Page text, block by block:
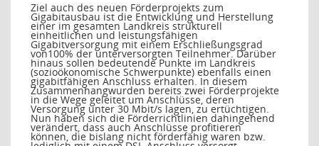
Ziel auch des neuen Förderprojekts zum
Gigabitausbau ist die Entwicklung und Herstellung
einer im gesamten Landkreis strukturell
einheitlichen und leistungsfähigen
Gigabitversorgung mit einem Erschließungsgrad
von100% der unterversorgten Teilnehmer. Darüber
hinaus sollen bedeutende Punkte im Landkreis
(sozioökonomische Schwerpunkte) ebenfalls einen
gigabitfähigen Anschluss erhalten. In diesem
Zusammenhangwurden bereits zwei Förderprojekte
in die Wege geleitet um Anschlüsse, deren
Versorgung unter 30 Mbit/s lagen, zu ertüchtigen.
Nun haben sich die Förderrichtlinien dahingehend
verändert, dass auch Anschlüsse profitieren
können, die bislang nicht förderfähig waren bzw.